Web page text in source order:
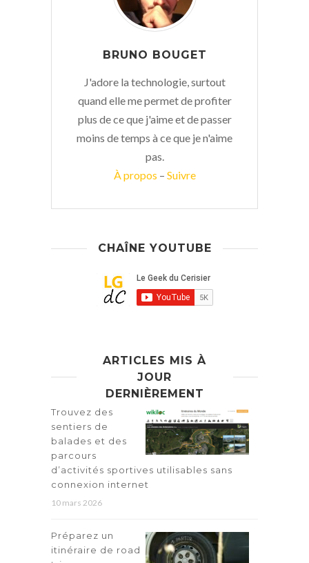
BRUNO BOUGET
J'adore la technologie, surtout
quand elle me permet de profiter
plus de ce que j'aime et de passer
moins de temps à ce que je n'aime
pas.
À propos – Suivre
CHAÎNE YOUTUBE
ARTICLES MIS À
JOUR
DERNIÈREMENT
Trouvez des
sentiers de
balades et des
parcours
d’activités sportives utilisables sans
connexion internet
10 mars 2026
Préparez un
itinéraire de road